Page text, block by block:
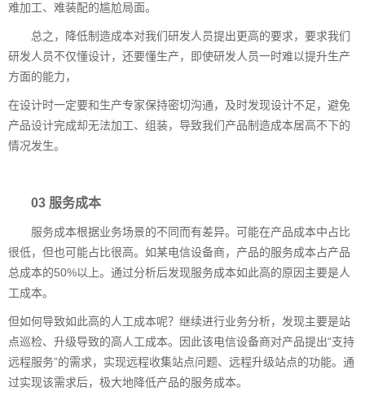
难加工、难装配的尴尬局面。
总之，降低制造成本对我们研发人员提出更高的要求，要求我们
研发人员不仅懂设计，还要懂生产，即使研发人员一时难以提升生产
方面的能力，
在设计时一定要和生产专家保持密切沟通，及时发现设计不足，避免
产品设计完成却无法加工、组装，导致我们产品制造成本居高不下的
情况发生。
03 服务成本
服务成本根据业务场景的不同而有差异。可能在产品成本中占比
很低，但也可能占比很高。如某电信设备商，产品的服务成本占产品
总成本的50%以上。通过分析后发现服务成本如此高的原因主要是人
工成本。
但如何导致如此高的人工成本呢？继续进行业务分析，发现主要是站
点巡检、升级导致的高人工成本。因此该电信设备商对产品提出“支持
远程服务”的需求，实现远程收集站点问题、远程升级站点的功能。通
过实现该需求后，极大地降低产品的服务成本。